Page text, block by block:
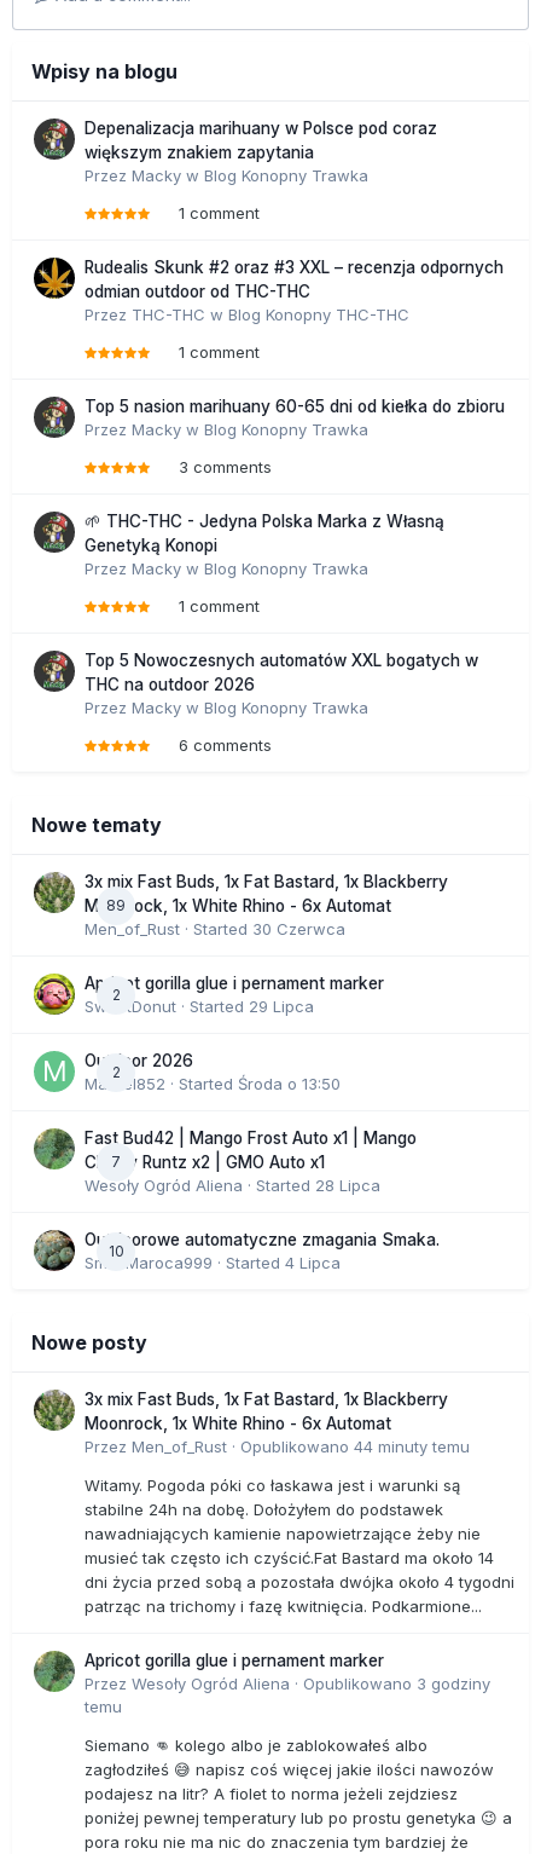
Wpisy na blogu
Depenalizacja marihuany w Polsce pod coraz
większym znakiem zapytania
Przez Macky w Blog Konopny Trawka
1 comment
Rudealis Skunk #2 oraz #3 XXL – recenzja odpornych
odmian outdoor od THC-THC
Przez THC-THC w Blog Konopny THC-THC
1 comment
Top 5 nasion marihuany 60-65 dni od kiełka do zbioru
Przez Macky w Blog Konopny Trawka
3 comments
🌱 THC-THC - Jedyna Polska Marka z Własną
Genetyką Konopi
Przez Macky w Blog Konopny Trawka
1 comment
Top 5 Nowoczesnych automatów XXL bogatych w
THC na outdoor 2026
Przez Macky w Blog Konopny Trawka
6 comments
Nowe tematy
89
3x mix Fast Buds, 1x Fat Bastard, 1x Blackberry
Moonrock, 1x White Rhino - 6x Automat
Men_of_Rust · Started 30 Czerwca
2
Apricot gorilla glue i pernament marker
SweetDonut · Started 29 Lipca
2
Outdoor 2026
Marcel852 · Started Środa o 13:50
7
Fast Bud42 | Mango Frost Auto x1 | Mango
Cherry Runtz x2 | GMO Auto x1
Wesoły Ogród Aliena · Started 28 Lipca
10
Outdoorowe automatyczne zmagania Smaka.
SmakMaroca999 · Started 4 Lipca
Nowe posty
3x mix Fast Buds, 1x Fat Bastard, 1x Blackberry
Moonrock, 1x White Rhino - 6x Automat
Przez Men_of_Rust · Opublikowano 44 minuty temu
Witamy. Pogoda póki co łaskawa jest i warunki są
stabilne 24h na dobę. Dołożyłem do podstawek
nawadniających kamienie napowietrzające żeby nie
musieć tak często ich czyścić.Fat Bastard ma około 14
dni życia przed sobą a pozostała dwójka około 4 tygodni
patrząc na trichomy i fazę kwitnięcia. Podkarmione...
Apricot gorilla glue i pernament marker
Przez Wesoły Ogród Aliena · Opublikowano 3 godziny
temu
Siemano 👊 kolego albo je zablokowałeś albo
zagłodziłeś 😅 napisz coś więcej jakie ilości nawozów
podajesz na litr? A fiolet to norma jeżeli zejdziesz
poniżej pewnej temperatury lub po prostu genetyka 😉 a
pora roku nie ma nic do znaczenia tym bardziej że